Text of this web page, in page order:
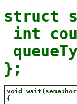
struct
int
};
void
{